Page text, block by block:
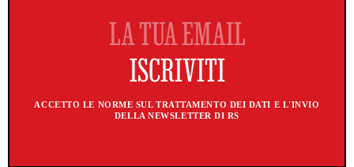
ACCETTO LE NORME SUL TRATTAMENTO DEI DATI E L'INVIO
DELLA NEWSLETTER DI RS